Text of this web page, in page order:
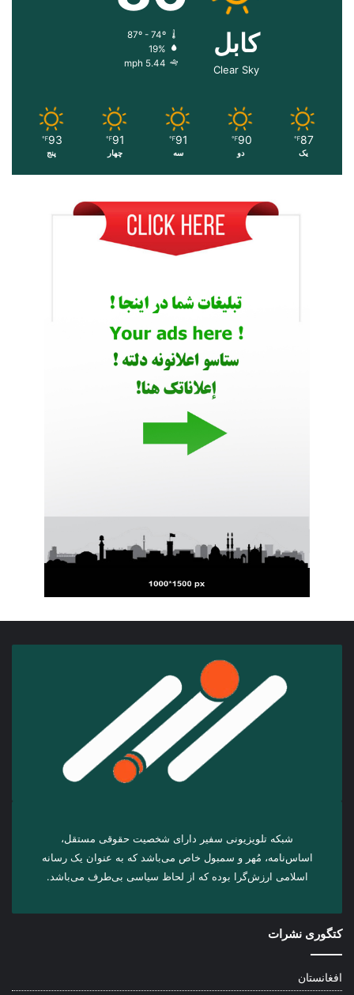
کابل
Clear Sky
87º - 74º
19%
5.44 mph
87
℉
یک
90
℉
دو
91
℉
سه
91
℉
چهار
93
℉
پنج
شبکه تلویزیونی سفیر دارای شخصیت حقوقی مستقل،
اساس‌نامه، مُهر و سمبول خاص می‌باشد که به عنوان یک رسانه
اسلامی ارزش‌گرا بوده که از لحاظ سیاسی بی‌طرف می‌باشد.
کتگوری نشرات
افغانستان